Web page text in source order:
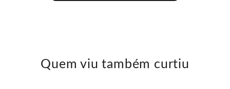
Quem viu também curtiu